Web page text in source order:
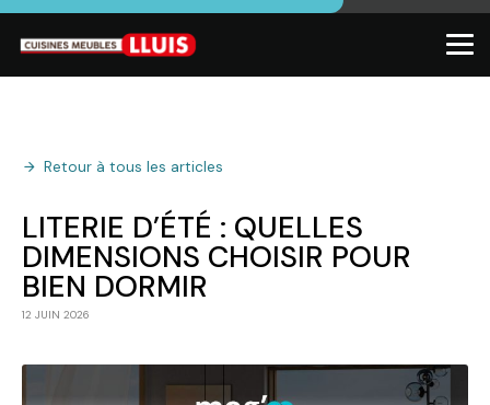
Retour à tous les articles
LITERIE D’ÉTÉ : QUELLES
DIMENSIONS CHOISIR POUR
BIEN DORMIR
12 JUIN 2026